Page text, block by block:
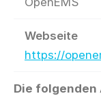
Webseite
https://
Die folgenden